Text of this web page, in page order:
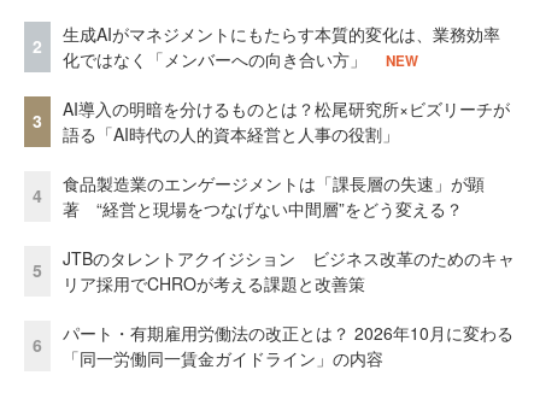
2
生成AIがマネジメントにもたらす本質的変化は、業務効率
化ではなく「メンバーへの向き合い方」
NEW
3
AI導入の明暗を分けるものとは？松尾研究所×ビズリーチが
語る「AI時代の人的資本経営と人事の役割」
4
食品製造業のエンゲージメントは「課長層の失速」が顕
著 “経営と現場をつなげない中間層”をどう変える？
5
JTBのタレントアクイジション ビジネス改革のためのキャ
リア採用でCHROが考える課題と改善策
6
パート・有期雇用労働法の改正とは？ 2026年10月に変わる
「同一労働同一賃金ガイドライン」の内容